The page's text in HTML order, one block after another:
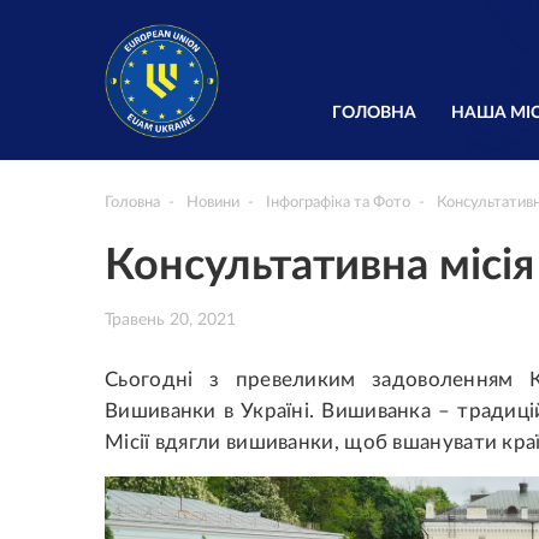
ГОЛОВНА НАША
Головна Новини Інфографіка та Фото
Консультативна
Травень 20, 2021
Сьогодні з превеликим
Вишиванки в Україні. Вишиванка –
Місії вдягли вишиванки, щоб вшанувати